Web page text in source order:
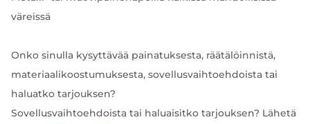
väreissä
Onko sinulla kysyttävää painatuksesta, räätälöinnistä,
materiaalikoostumuksesta, sovellusvaihtoehdoista tai
haluatko tarjouksen?
Sovellusvaihtoehdoista tai haluaisitko tarjouksen? Lähetä